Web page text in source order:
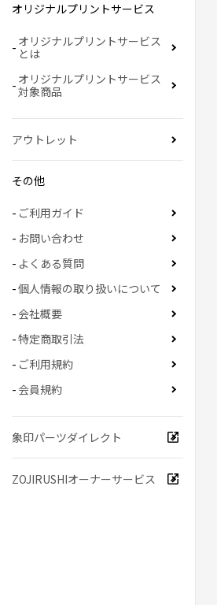
オリジナルプリントサービス
オリジナルプリントサービス
とは
オリジナルプリントサービス
対象商品
アウトレット
その他
ご利用ガイド
お問い合わせ
よくある質問
個人情報の取り扱いについて
会社概要
特定商取引法
ご利用規約
会員規約
象印パーツダイレクト
ZOJIRUSHIオーナーサービス